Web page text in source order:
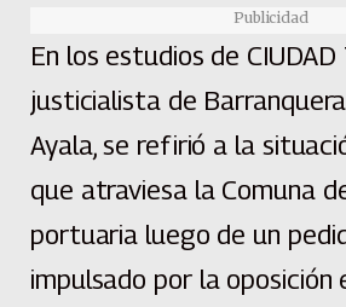
Publicidad
En los estudios de CIUDAD
justicialista de
Ayala, se refirió a la
que atraviesa la Comuna
portuaria luego de un
impulsado por la oposición